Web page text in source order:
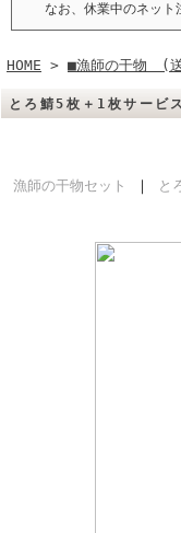
なお、休業中のネット
HOME > ■漁師の干物 (送
とろ鯖5枚＋1枚サービ
漁師の干物セット ｜ と